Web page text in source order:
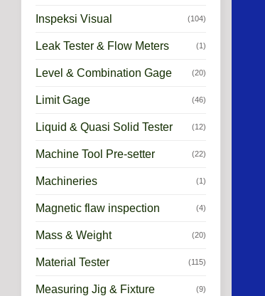
Inspeksi Visual (104)
Leak Tester & Flow Meters (1)
Level & Combination Gage (20)
Limit Gage (46)
Liquid & Quasi Solid Tester (12)
Machine Tool Pre-setter (22)
Machineries (1)
Magnetic flaw inspection (4)
Mass & Weight (20)
Material Tester (115)
Measuring Jig & Fixture (9)